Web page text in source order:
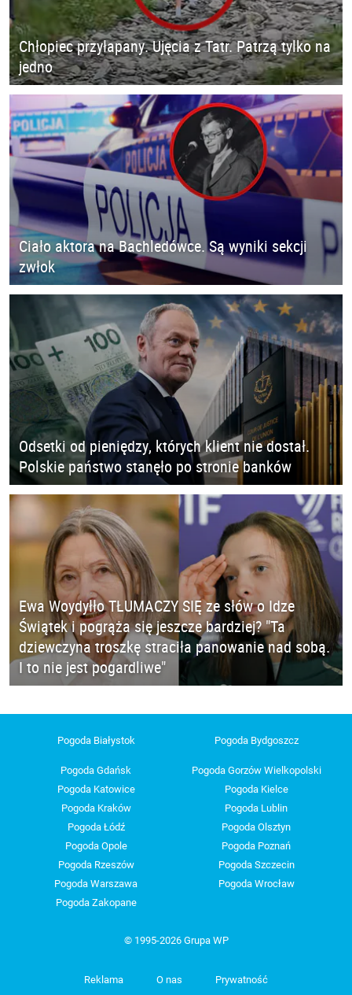
Chłopiec przyłapany. Ujęcia z Tatr. Patrzą tylko na
jedno
Ciało aktora na Bachledówce. Są wyniki sekcji
zwłok
Odsetki od pieniędzy, których klient nie dostał.
Polskie państwo stanęło po stronie banków
Ewa Woydyłło TŁUMACZY SIĘ ze słów o Idze
Świątek i pogrąża się jeszcze bardziej? "Ta
dziewczyna troszkę straciła panowanie nad sobą.
I to nie jest pogardliwe"
Pogoda Białystok Pogoda Bydgoszcz
Pogoda Gdańsk
Pogoda Gorzów Wielkopolski
Pogoda Katowice
Pogoda Kielce
Pogoda Kraków
Pogoda Lublin
Pogoda Łódź
Pogoda Olsztyn
Pogoda Opole
Pogoda Poznań
Pogoda Rzeszów
Pogoda Szczecin
Pogoda Warszawa
Pogoda Wrocław
Pogoda Zakopane
© 1995-2026 Grupa WP
Reklama O nas Prywatność